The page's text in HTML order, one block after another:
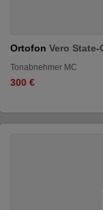
Ortofon Vero
Tonabnehmer MC
300 €